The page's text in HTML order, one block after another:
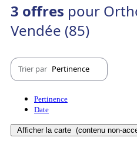
3 offres pour
Vendée (85)
Trier par Pertinence
Pertinence
Date
Afficher la carte (contenu non-